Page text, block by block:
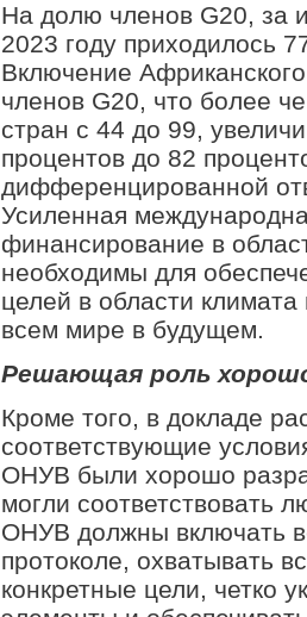
На долю членов G20, за
2023 году приходилось
Включение
членов G20, что более
стран с 44 до 99,
процентов до 82
дифференцированной
Усиленная
финансирование в
необходимы для
целей в области
всем мире в будущем.
Решающая роль
Кроме того, в докладе
соответствующие
ОНУВ были хорошо
могли соответствовать
ОНУВ должны включать
протоколе, охватывать
конкретные цели, четко